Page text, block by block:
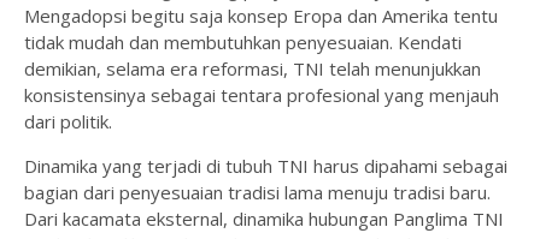
Mengadopsi begitu saja konsep Eropa dan Amerika tentu
tidak mudah dan membutuhkan penyesuaian. Kendati
demikian, selama era reformasi, TNI telah menunjukkan
konsistensinya sebagai tentara profesional yang menjauh
dari politik.
Dinamika yang terjadi di tubuh TNI harus dipahami sebagai
bagian dari penyesuaian tradisi lama menuju tradisi baru.
Dari kacamata eksternal, dinamika hubungan Panglima TNI